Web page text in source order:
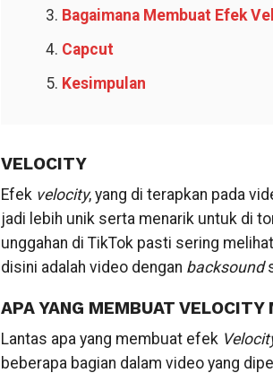
Bagaimana Membuat Efek
Capcut
Kesimpulan
VELOCITY
Efek velocity, yang di terapkan pada
jadi lebih unik serta menarik untuk di
unggahan di TikTok pasti sering
disini adalah video dengan backsound
APA YANG MEMBUAT VELOCITY
Lantas apa yang membuat efek
beberapa bagian dalam video yang